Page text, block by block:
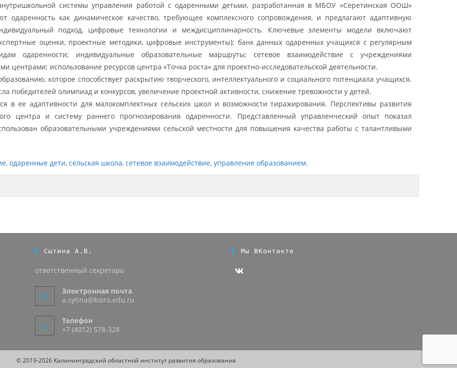
системы управления работой с одаренными детьми, разработанная в МБОУ «Серетинская ООШ»
одаренность как динамическое качество, требующее комплексного сопровождения, и предлагают адаптивную
подход, цифровые технологии и междисциплинарность. Ключевые элементы модели включают
оценки, проектные методики, цифровые инструменты); банк данных одаренных учащихся с регулярным
одаренности; индивидуальные образовательные маршруты; сетевое взаимодействие с учреждениями
центрами; использование ресурсов центра «Точка роста» для проектно-исследовательской деятельности.
которое способствует раскрытию творческого, интеллектуального и социального потенциала учащихся.
победителей олимпиад и конкурсов, увеличение проектной активности, снижение тревожности у детей.
в ее адаптивности для малокомплектных сельских школ и возможности тиражирования. Перспективы развития
центра и систему раннего прогнозирования одаренности. Представленный управленческий опыт показал
образовательными учреждениями сельской местности для повышения качества работы с талантливыми
, одаренные дети, сельская школа, сетевое взаимодействие, управление образованием.
Сытина А.В.
ответственный секретарь
Электронная почта
a.sytina@koiro.edu.ru
Телефон
+7 (4012) 578-328
Мы ВКонтакте
© 2019-2026 Калининградский областной институт развития образования